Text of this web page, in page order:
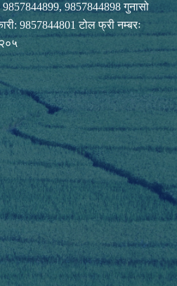
9857844899, 9857844898 गुनासो
9857844801 टोल फ्री नम्बरः